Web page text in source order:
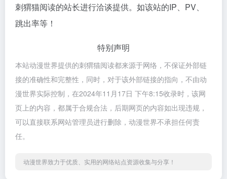
刺猬猫阅读的站长进行洽谈提供。如该站的IP、PV、
跳出率等！
特别声明
本站动漫世界提供的刺猬猫阅读都来源于网络，不保证外部链
接的准确性和完整性，同时，对于该外部链接的指向，不由动
漫世界实际控制，在2024年11月17日 下午8:15收录时，该网
页上的内容，都属于合规合法，后期网页的内容如出现违规，
可以直接联系网站管理员进行删除，动漫世界不承担任何责
任。
动漫世界致力于优质、实用的网络站点资源收集与分享！